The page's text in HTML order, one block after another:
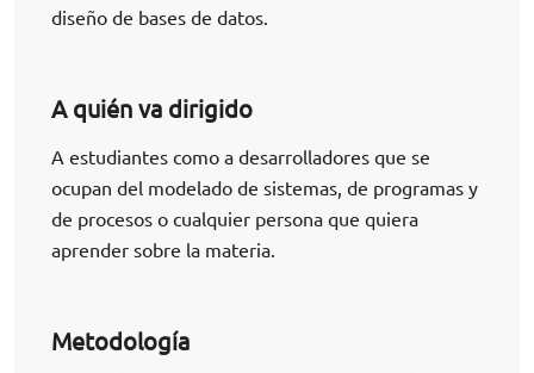
diseño de bases de datos.
A quién va dirigido
A estudiantes como a desarrolladores que se
ocupan del modelado de sistemas, de programas y
de procesos o cualquier persona que quiera
aprender sobre la materia.
Metodología